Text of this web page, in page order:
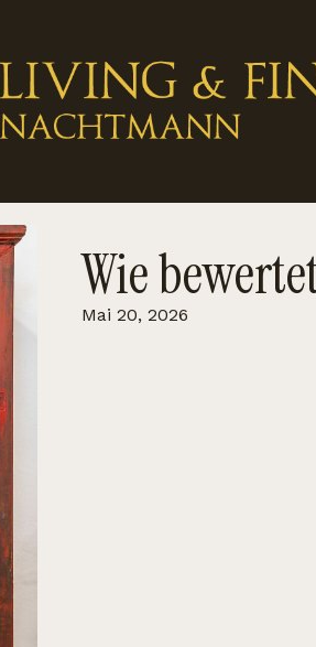
Wie
Mai 20, 2026